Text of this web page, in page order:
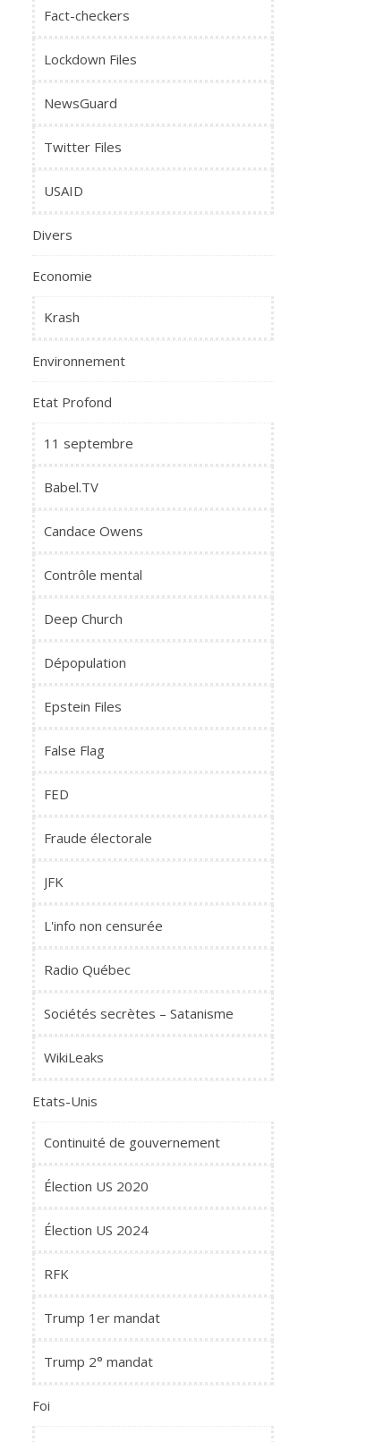
Fact-checkers
Lockdown Files
NewsGuard
Twitter Files
USAID
Divers
Economie
Krash
Environnement
Etat Profond
11 septembre
Babel.TV
Candace Owens
Contrôle mental
Deep Church
Dépopulation
Epstein Files
False Flag
FED
Fraude électorale
JFK
L'info non censurée
Radio Québec
Sociétés secrètes – Satanisme
WikiLeaks
Etats-Unis
Continuité de gouvernement
Élection US 2020
Élection US 2024
RFK
Trump 1er mandat
Trump 2° mandat
Foi